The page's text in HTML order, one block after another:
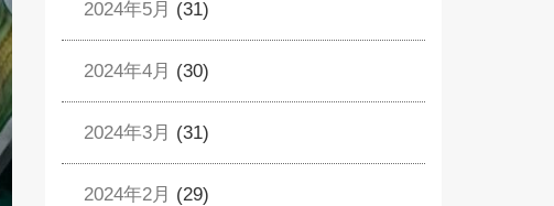
2024年5月 (31)
2024年4月 (30)
2024年3月 (31)
2024年2月 (29)